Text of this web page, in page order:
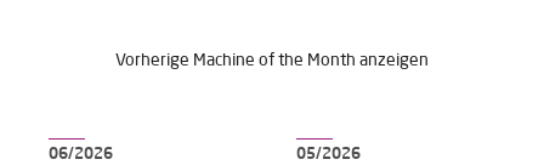
Vorherige Machine of the Month anzeigen
06/2026
05/2026